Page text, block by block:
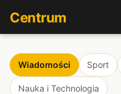
Centrum
Wiadomości Sport
Nauka i Technologia